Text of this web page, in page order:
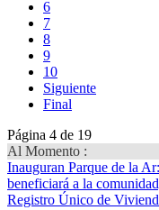
6
7
8
9
10
Siguiente
Final
Página 4 de 19
Al Momento :
Inauguran Parque de la Ar
beneficiará a la
Registro Único de Viviend